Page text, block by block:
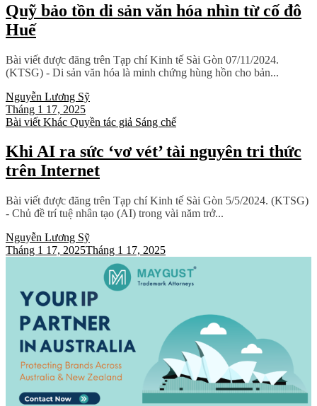
Quỹ bảo tồn di sản văn hóa nhìn từ cố đô
Huế
Bài viết được đăng trên Tạp chí Kinh tế Sài Gòn 07/11/2024.
(KTSG) - Di sản văn hóa là minh chứng hùng hồn cho bản...
Nguyễn Lương Sỹ
Tháng 1 17, 2025
Bài viết Khác Quyền tác giả Sáng chế
Khi AI ra sức ‘vơ vét’ tài nguyên tri thức
trên Internet
Bài viết được đăng trên Tạp chí Kinh tế Sài Gòn 5/5/2024. (KTSG)
- Chủ đề trí tuệ nhân tạo (AI) trong vài năm trở...
Nguyễn Lương Sỹ
Tháng 1 17, 2025Tháng 1 17, 2025